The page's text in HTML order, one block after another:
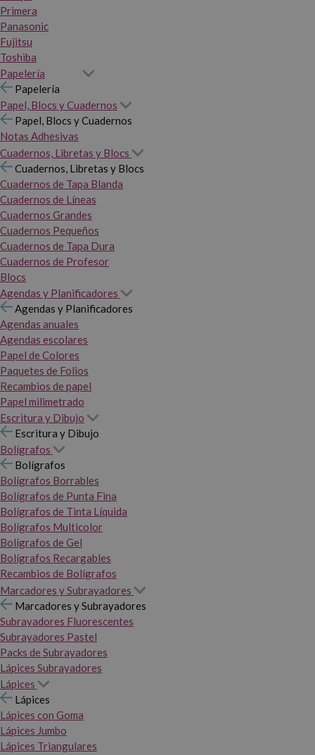
Primera
Panasonic
Fujitsu
Toshiba
Papelería
Papelería
Papel, Blocs y Cuadernos
Papel, Blocs y Cuadernos
Notas Adhesivas
Cuadernos, Libretas y Blocs
Cuadernos, Libretas y Blocs
Cuadernos de Tapa Blanda
Cuadernos de Líneas
Cuadernos Grandes
Cuadernos Pequeños
Cuadernos de Tapa Dura
Cuadernos de Profesor
Blocs
Agendas y Planificadores
Agendas y Planificadores
Agendas anuales
Agendas escolares
Papel de Colores
Paquetes de Folios
Recambios de papel
Papel milimetrado
Escritura y Dibujo
Escritura y Dibujo
Bolígrafos
Bolígrafos
Bolígrafos Borrables
Bolígrafos de Punta Fina
Bolígrafos de Tinta Líquida
Bolígrafos Multicolor
Bolígrafos de Gel
Bolígrafos Recargables
Recambios de Bolígrafos
Marcadores y Subrayadores
Marcadores y Subrayadores
Subrayadores Fluorescentes
Subrayadores Pastel
Packs de Subrayadores
Lápices Subrayadores
Lápices
Lápices
Lápices con Goma
Lápices Jumbo
Lápices Triangulares